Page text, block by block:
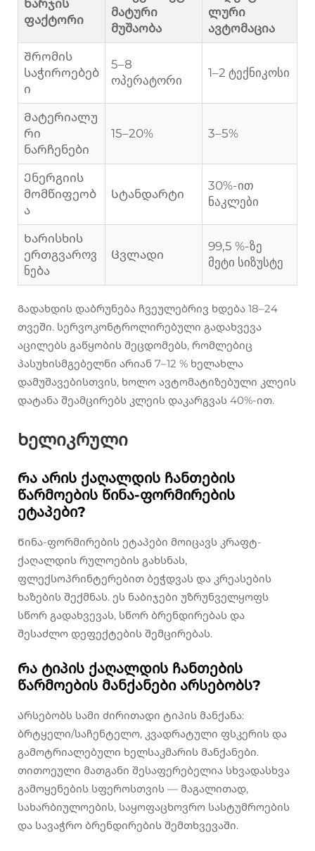
Ხარჯის
ფაქტორი
მატური
მუშაობა
ლური
ავტომაცია
Შრომის
საჭიროებებ
ი
5–8
ოპერატორი
1–2 ტექნიკოსი
Მატერიალუ
რი
ნარჩენები
15–20% 3–5%
Ენერგიის
მომწიფეობ
ა
Სტანდარტი
30%-ით
ნაკლები
Ხარისხის
ერთგვაროვ
ნება
Ცვლადი
99,5 %-ზე
მეტი სიზუსტე
Გადახდის დაბრუნება ჩვეულებრივ ხდება 18–24
თვეში. სერვოკონტროლირებული გადახვევა
აცილებს გაწყობის შეცდომებს, რომლებიც
პასუხისმგებელნი არიან 7–12 % ხელახლა
დამუშავებისთვის, ხოლო ავტომატიზებული კლეის
დატანა შეამცირებს კლეის დაკარგვას 40%-ით.
Ხელიკრული
Რა არის ქაღალდის ჩანთების
წარმოების წინა-ფორმირების
ეტაპები?
Წინა-ფორმირების ეტაპები მოიცავს კრაფტ-
ქაღალდის რულოების გახსნას,
ფლექსოპრინტერებით ბეჭდვას და კრეასების
ხაზების შექმნას. ეს ნაბიჯები უზრუნველყოფს
სწორ გადახვევას, სწორ ბრენდირებას და
შესაძლო დეფექტების შემცირებას.
Რა ტიპის ქაღალდის ჩანთების
წარმოების მანქანები არსებობს?
Არსებობს სამი ძირითადი ტიპის მანქანა:
ბრტყელი/საჩენტელო, კვადრატული ფსკერის და
გამოტრიალებული ხელსაკმარის მანქანები.
თითოეული მათგანი შესაფერებელია სხვადასხვა
გამოყენების სფეროსთვის — მაგალითად,
სახარბიულოების, საყოფაცხოვრო სასტუმროების
და სავაჭრო ბრენდირების შემთხვევაში.